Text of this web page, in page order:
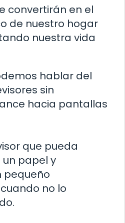
convertirán en el
de nuestro hogar
nuestra vida
hablar del
sin
hacia pantallas
que pueda
papel y
pequeño
no lo